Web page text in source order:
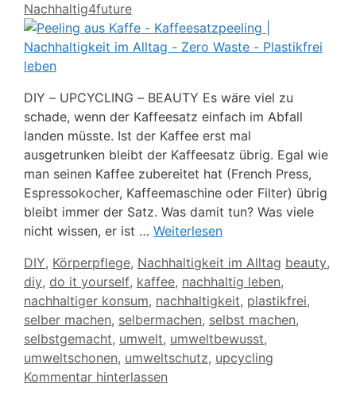
Nachhaltig4future
DIY – UPCYCLING – BEAUTY Es wäre viel zu
schade, wenn der Kaffeesatz einfach im Abfall
landen müsste. Ist der Kaffee erst mal
ausgetrunken bleibt der Kaffeesatz übrig. Egal wie
man seinen Kaffee zubereitet hat (French Press,
Espressokocher, Kaffeemaschine oder Filter) übrig
bleibt immer der Satz. Was damit tun? Was viele
nicht wissen, er ist … Weiterlesen
Kategorien
DIY, Körperpflege, Nachhaltigkeit im Alltag beauty,
diy, do it yourself, kaffee, nachhaltig leben,
nachhaltiger konsum, nachhaltigkeit, plastikfrei,
selber machen, selbermachen, selbst machen,
selbstgemacht, umwelt, umweltbewusst,
umweltschonen, umweltschutz, upcycling
Kommentar hinterlassen